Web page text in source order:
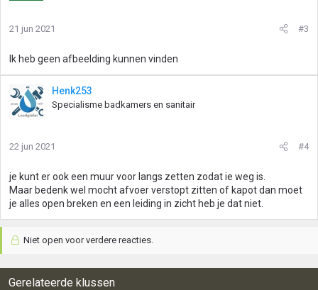
21 jun 2021 #3
Ik heb geen afbeelding kunnen vinden
Henk253
Specialisme badkamers en sanitair
22 jun 2021 #4
je kunt er ook een muur voor langs zetten zodat ie weg is.
Maar bedenk wel mocht afvoer verstopt zitten of kapot dan moet
je alles open breken en een leiding in zicht heb je dat niet.
Niet open voor verdere reacties.
Gerelateerde klussen